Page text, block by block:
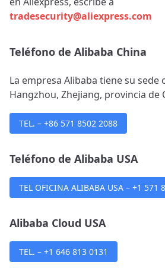
tradesecurity@aliexpress.com
Teléfono de Alibaba China
La empresa Alibaba tiene su sede
Hangzhou, Zhejiang, provincia de
TEL. – +86 571 8502 2088
Teléfono de Alibaba USA
TEL OFICINA ALIBABA USA – +1 571
Alibaba Cloud USA
TEL. – +1 646 813 0131